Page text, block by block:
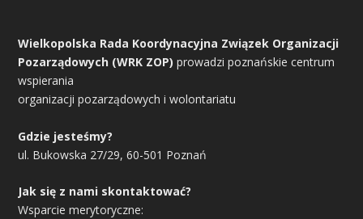
Wielkopolska Rada Koordynacyjna Związek Organizacji
Pozarządowych (WRK ZOP) prowadzi poznańskie centrum
wspierania
organizacji pozarządowych i wolontariatu
Gdzie jesteśmy?
ul. Bukowska 27/29, 60-501 Poznań
Jak się z nami skontaktować?
Wsparcie merytoryczne: